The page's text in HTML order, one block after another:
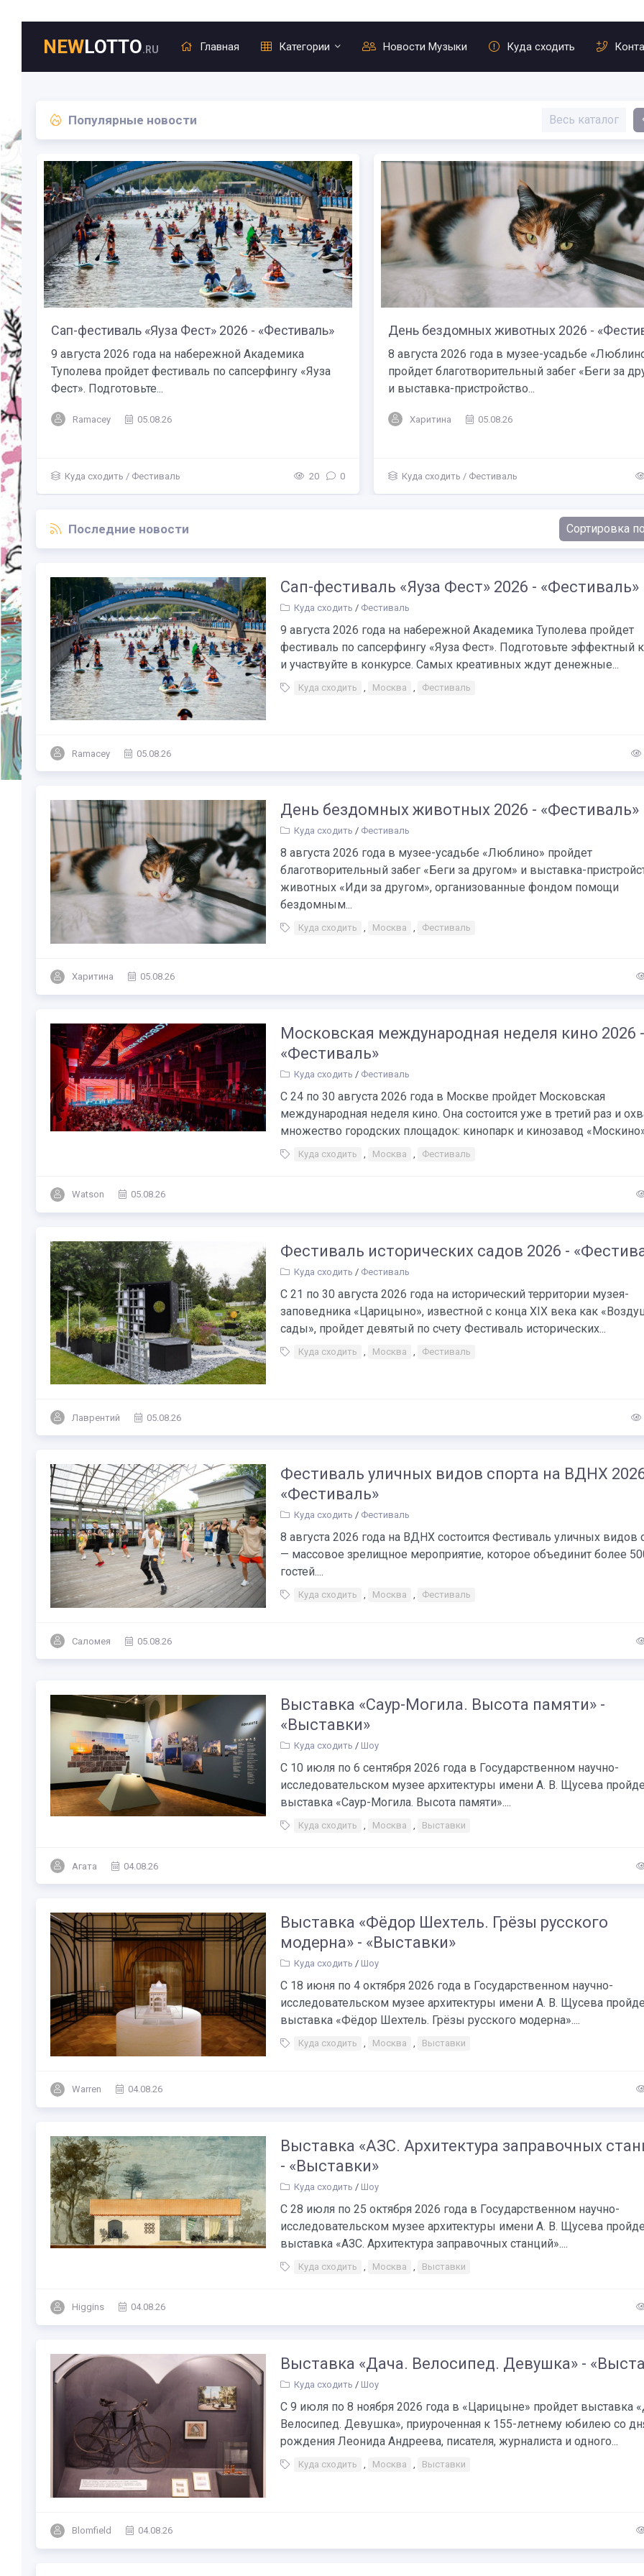
NEWLOTTO.RU Главная Категории Новости Музыки Куда сходить
Популярные новости Весь каталог
Сап-фестиваль «Яуза Фест» 2026 - «Фестиваль»
9 августа 2026 года на набережной Академика
Туполева пройдет фестиваль по сапсерфингу «Яуза
Фест». Подготовьте...
Ramacey 05.08.26
Куда сходить / Фестиваль 20 0
День бездомных животных 2026 -
8 августа 2026 года в музее-усадьбе
пройдет благотворительный забег «Беги за
и выставка-пристройство...
Харитина 05.08.26
Куда сходить / Фестиваль
Последние новости
Сап-фестиваль «Яуза Фест» 2026 - «Фестиваль»
Куда сходить / Фестиваль
9 августа 2026 года на набережной Академика Туполева пройдет
фестиваль по сапсерфингу «Яуза Фест». Подготовьте эффектный
и участвуйте в конкурсе. Самых креативных ждут денежные...
Куда сходить , Москва , Фестиваль
Ramacey 05.08.26
День бездомных животных 2026 - «Фестиваль»
Куда сходить / Фестиваль
8 августа 2026 года в музее-усадьбе «Люблино» пройдет
благотворительный забег «Беги за другом» и выставка-
животных «Иди за другом», организованные фондом помощи
бездомным...
Куда сходить , Москва , Фестиваль
Харитина 05.08.26
Московская международная неделя кино 2026 -
«Фестиваль»
Куда сходить / Фестиваль
С 24 по 30 августа 2026 года в Москве пройдет Московская
международная неделя кино. Она состоится уже в третий раз и
множество городских площадок: кинопарк и кинозавод
Куда сходить Москва Фестиваль
Watson 05.08.26
Фестиваль исторических садов 2026 -
Куда сходить / Фестиваль
С 21 по 30 августа 2026 года на исторический территории музея-
заповедника «Царицыно», известной с конца XIX века как
сады», пройдет девятый по счету Фестиваль исторических...
Куда сходить Москва Фестиваль
Лаврентий 05.08.26
Фестиваль уличных видов спорта на ВДНХ
«Фестиваль»
Куда сходить / Фестиваль
8 августа 2026 года на ВДНХ состоится Фестиваль уличных видов
— массовое зрелищное мероприятие, которое объединит более
гостей....
Куда сходить , Москва , Фестиваль
Саломея 05.08.26
Выставка «Саур-Могила. Высота памяти» -
«Выставки»
Куда сходить / Шоу
С 10 июля по 6 сентября 2026 года в Государственном научно-
исследовательском музее архитектуры имени А. В. Щусева
выставка «Саур-Могила. Высота памяти»....
Куда сходить , Москва , Выставки
Агата 04.08.26
Выставка «Фёдор Шехтель. Грёзы русского
модерна» - «Выставки»
Куда сходить / Шоу
С 18 июня по 4 октября 2026 года в Государственном научно-
исследовательском музее архитектуры имени А. В. Щусева
выставка «Фёдор Шехтель. Грёзы русского модерна»....
Куда сходить , Москва , Выставки
Warren 04.08.26
Выставка «АЗС. Архитектура заправочных
- «Выставки»
Куда сходить / Шоу
С 28 июля по 25 октября 2026 года в Государственном научно-
исследовательском музее архитектуры имени А. В. Щусева
выставка «АЗС. Архитектура заправочных станций»....
Куда сходить Москва Выставки
Higgins 04.08.26
Выставка «Дача. Велосипед. Девушка» -
Куда сходить / Шоу
С 9 июля по 8 ноября 2026 года в «Царицыне» пройдет выставка
Велосипед. Девушка», приуроченная к 155-летнему юбилею со
рождения Леонида Андреева, писателя, журналиста и одного...
Куда сходить Москва Выставки
Blomfield 04.08.26